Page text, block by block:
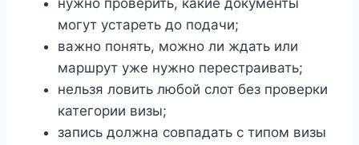
нужно проверить, какие документы
могут устареть до подачи;
важно понять, можно ли ждать или
маршрут уже нужно перестраивать;
нельзя ловить любой слот без проверки
категории визы;
запись должна совпадать с типом визы